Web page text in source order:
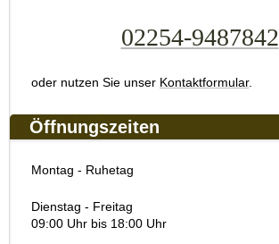
02254-9487842
oder nutzen Sie unser Kontaktformular.
Öffnungszeiten
Montag - Ruhetag
Dienstag - Freitag
09:00 Uhr bis 18:00 Uhr